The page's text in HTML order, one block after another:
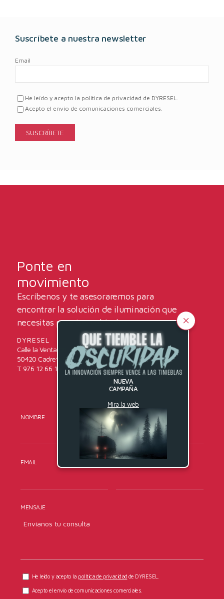
NUEVA
CAMPAÑA
Mira la web
Suscríbete a nuestra newsletter
Email
He leído y acepto la política de privacidad de DYRESEL.
Acepto el envío de comunicaciones comerciales.
Ponte en
movimiento
Escríbenos y te asesoraremos para
encontrar la solución de iluminación que
necesitas para tus vehículos.
DYRESEL
Calle la Venta, 31
50420 Cadrete (Zaragoza)
T. 976 12 66 16
NOMBRE APELLIDOS
EMAIL
MENSAJE
He leído y acepto la política de privacidad de DYRESEL.
Acepto el envío de comunicaciones comerciales.